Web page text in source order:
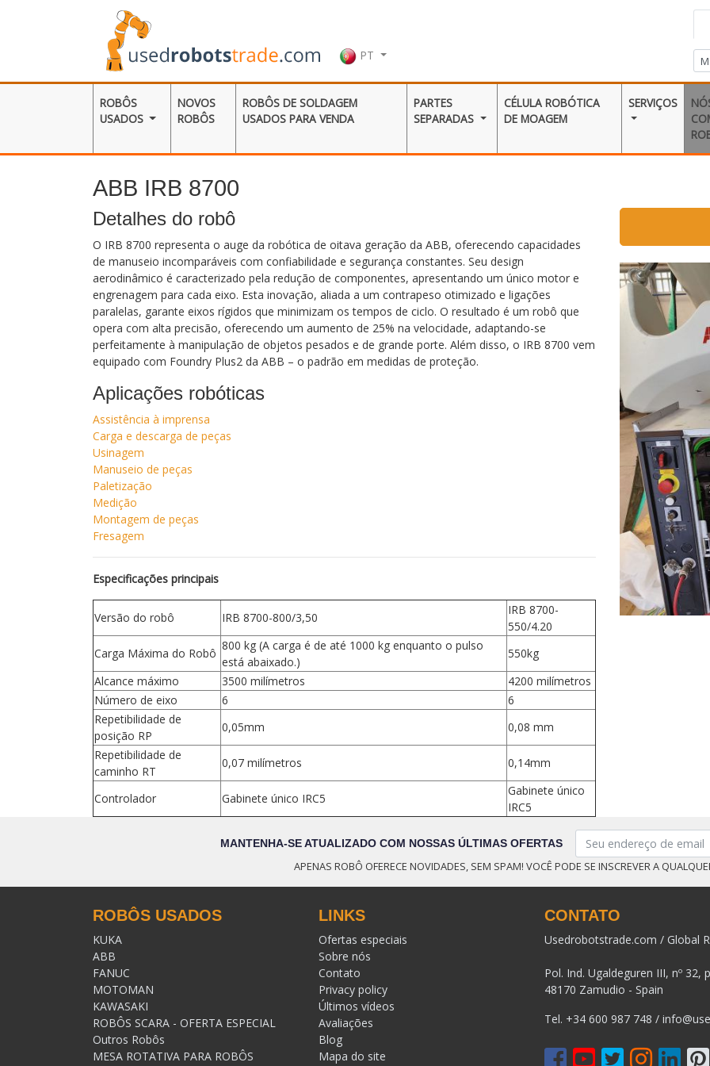
PT
ROBÔS
USADOS
NOVOS
ROBÔS
ROBÔS DE SOLDAGEM
USADOS ​​PARA VENDA
PARTES
SEPARADAS
CÉLULA ROBÓTICA
DE MOAGEM
SERVIÇOS
ABB IRB 8700
Detalhes do robô
O IRB 8700 representa o auge da robótica de oitava geração da ABB, oferecendo capacidades
de manuseio incomparáveis com confiabilidade e segurança constantes. Seu design
aerodinâmico é caracterizado pela redução de componentes, apresentando um único motor e
engrenagem para cada eixo. Esta inovação, aliada a um contrapeso otimizado e ligações
paralelas, garante eixos rígidos que minimizam os tempos de ciclo. O resultado é um robô que
opera com alta precisão, oferecendo um aumento de 25% na velocidade, adaptando-se
perfeitamente à manipulação de objetos pesados e de grande porte. Além disso, o IRB 8700 vem
equipado com Foundry Plus2 da ABB – o padrão em medidas de proteção.
Aplicações robóticas
Assistência à imprensa
Carga e descarga de peças
Usinagem
Manuseio de peças
Paletização
Medição
Montagem de peças
Fresagem
Especificações principais
Versão do robô IRB 8700-800/3,50
IRB 8700-
550/4.20
Carga Máxima do Robô
800 kg (A carga é de até 1000 kg enquanto o pulso
está abaixado.)
550kg
Alcance máximo
3500 milímetros
4200 milímetros
Número de eixo
6
6
Repetibilidade de
posição RP
0,05mm
0,08 mm
Repetibilidade de
caminho RT
0,07 milímetros 0,14mm
Controlador Gabinete único IRC5
Gabinete único
IRC5
MANTENHA-SE ATUALIZADO COM NOSSAS ÚLTIMAS OFERTAS
APENAS ROBÔ OFERECE NOVIDADES, SEM SPAM! VOCÊ PODE SE INSCREVER A
ROBÔS USADOS
KUKA
ABB
FANUC
MOTOMAN
KAWASAKI
ROBÔS SCARA - OFERTA ESPECIAL
Outros Robôs
MESA ROTATIVA PARA ROBÔS
LINKS
Ofertas especiais
Sobre nós
Contato
Privacy policy
Últimos vídeos
Avaliações
Blog
Mapa do site
CONTATO
Usedrobotstrade.com / Global
Pol. Ind. Ugaldeguren III, nº 32,
48170 Zamudio - Spain
Tel. +34 600 987 748 /